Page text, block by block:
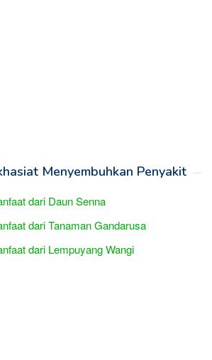
Menyembuhkan Penyakit
dari Daun Senna
dari Tanaman Gandarusa
dari Lempuyang Wangi